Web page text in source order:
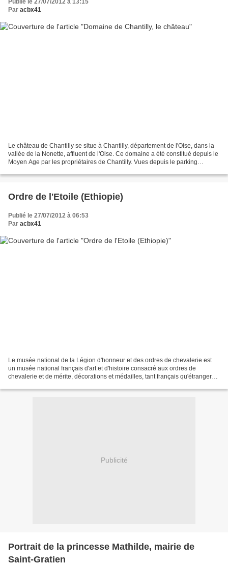
Par acbx41
Le château de Chantilly se situe à Chantilly, département de l'Oise, dans la
vallée de la Nonette, affluent de l'Oise. Ce domaine a été constitué depuis le
Moyen Age par les propriétaires de Chantilly. Vues depuis le parking
Ordre de l'Etoile (Ethiopie)
Publié le 27/07/2012 à 06:53
Par acbx41
Le musée national de la Légion d'honneur et des ordres de chevalerie est
un musée national français d'art et d'histoire consacré aux ordres de
chevalerie et de mérite, décorations et médailles, tant français qu'étrangers.
Publicité
Portrait de la princesse Mathilde, mairie de
Saint-Gratien